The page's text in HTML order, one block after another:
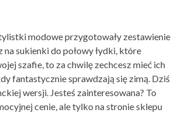
modowe przygotowały zestawienie
sukienki do połowy łydki, które
szafie, to za chwilę zechcesz mieć ich
fantastycznie sprawdzają się zimą. Dziś
wersji. Jesteś zainteresowana? To
cenie, ale tylko na stronie sklepu